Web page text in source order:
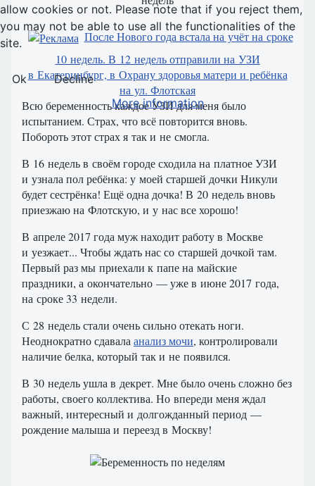
После Нового года встала на учёт на сроке
10 недель. В 12 недель отправили на УЗИ
в Екатеринбург, в Охрану здоровья матери и ребёнка
на ул. Флотская
Всю беременность каждое УЗИ для меня было
испытанием. Страх, что всё повторится вновь.
Побороть этот страх я так и не смогла.
В 16 недель в своём городе сходила на платное УЗИ
и узнала пол ребёнка: у моей старшей дочки Никули
будет сестрёнка! Ещё одна дочка! В 20 недель вновь
приезжаю на Флотскую, и у нас все хорошо!
В апреле 2017 года муж находит работу в Москве
и уезжает... Чтобы ждать нас со старшей дочкой там.
Первый раз мы приехали к папе на майские
праздники, а окончательно — уже в июне 2017 года,
на сроке 33 недели.
С 28 недель стали очень сильно отекать ноги.
Неоднократно сдавала анализ мочи, контролировали
наличие белка, который так и не появился.
В 30 недель ушла в декрет. Мне было очень сложно без
работы, своего коллектива. Но впереди меня ждал
важный, интересный и долгожданный период —
рождение малыша и переезд в Москву!
allow cookies or not. Please note that if you reject them,
you may not be able to use all the functionalities of the
site.
Ok
Decline
More information